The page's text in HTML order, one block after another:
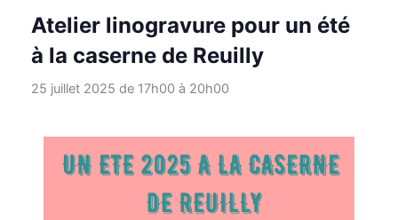
Atelier linogravure pour un été
à la caserne de Reuilly
25 juillet 2025 de 17h00à 20h00